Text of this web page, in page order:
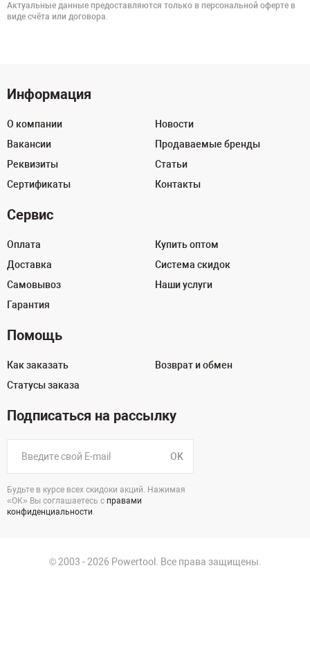
Актуальные данные предоставляются только в персональной оферте в
виде счёта или договора.
Информация
О компании
Вакансии
Реквизиты
Сертификаты
Новости
Продаваемые бренды
Статьи
Контакты
Сервис
Оплата
Доставка
Самовывоз
Гарантия
Купить оптом
Система скидок
Наши услуги
Помощь
Как заказать
Статусы заказа
Возврат и обмен
Подписаться на рассылку
OK
Будьте в курсе всех скидоки акций. Нажимая
«ОК» Вы соглашаетесь с правами
конфиденциальности.
© 2003 - 2026 Powertool. Все права защищены.